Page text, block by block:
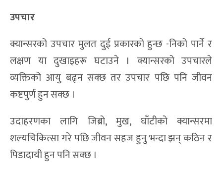
उपचार
क्यान्सरको उपचार मुलत दुई प्रकारको हुन्छ -निको पार्ने र
लक्षण या दुखाइहरू घटाउने । क्यान्सरको उपचारले
व्यक्तिको आयु बढ्न सक्छ तर उपचार पछि पनि जीवन
कष्टपुर्ण हुन सक्छ ।
उदाहरणका लागि जिब्रो, मुख, घाँटीको क्यान्सरमा
शल्यचिकित्सा गरे पछि जीवन सहज हुनु भन्दा झन् कठिन र
पिडादायी हुन पनि सक्छ ।